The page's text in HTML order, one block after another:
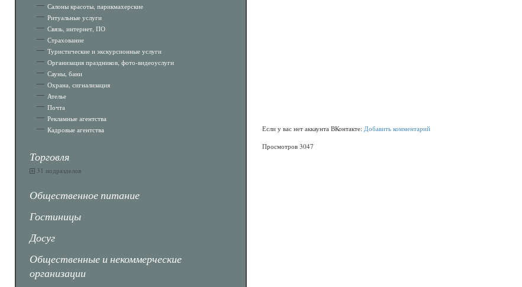
Салоны красоты, парикмахерские
Ритуальные услуги
Связь, интернет, ПО
Страхование
Туристические и экскурсионные услуги
Организация праздников, фото-видеоуслуги
Сауны, бани
Охрана, сигнализация
Ателье
Почта
Рекламные агентства
Кадровые агентства
Торговля
31 подразделов
Общественное питание
Гостиницы
Досуг
Общественные и некоммерческие
организации
Если у вас нет аккаунта ВКонтакте:Добавить комментарий
Просмотров 3047